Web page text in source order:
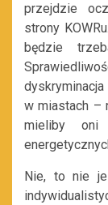
przejdzie
strony
będzie
w miastach –
mieliby oni
Nie, to nie